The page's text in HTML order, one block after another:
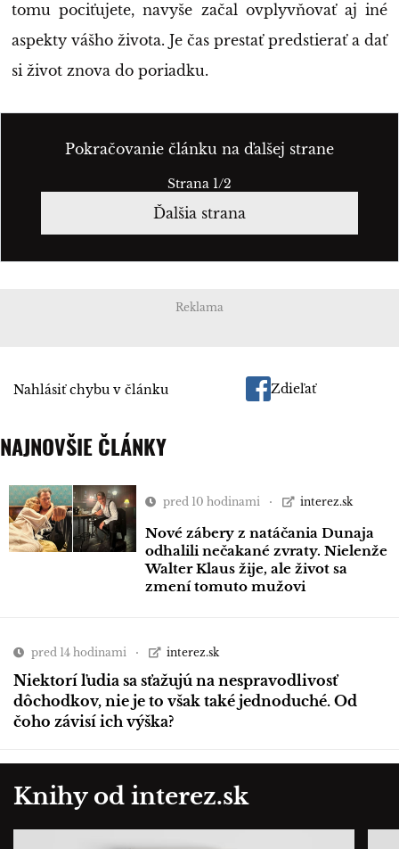
tomu pociťujete, navyše začal ovplyvňovať aj iné
aspekty vášho života. Je čas prestať predstierať a dať
si život znova do poriadku.
Pokračovanie článku na ďalšej strane
Strana 1/2
Ďalšia strana
Reklama
Nahlásiť chybu v článku Zdieľať
NAJNOVŠIE ČLÁNKY
pred 10 hodinami interez.sk
Nové zábery z natáčania Dunaja
odhalili nečakané zvraty. Nielenže
Walter Klaus žije, ale život sa
zmení tomuto mužovi
pred 14 hodinami interez.sk
Niektorí ľudia sa sťažujú na nespravodlivosť
dôchodkov, nie je to však také jednoduché. Od
čoho závisí ich výška?
Knihy od interez.sk